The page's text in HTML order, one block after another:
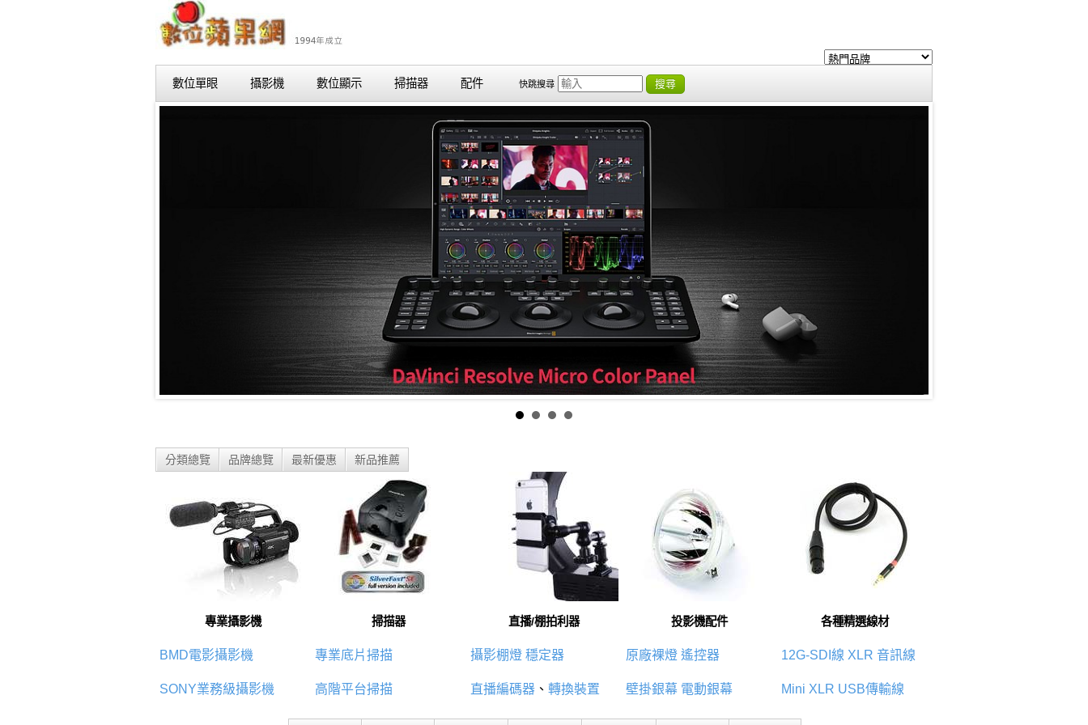
數位單眼 攝影機 數位顯示 掃描器 配件 快跳搜尋 搜尋
分類總覽 品牌總覽 最新優惠 新品推薦
專業攝影機
BMD電影攝影機
SONY業務級攝影機
掃描器
專業底片掃描
高階平台掃描
直播/棚拍利器
攝影棚燈 穩定器
直播編碼器 、 轉換裝置
投影機配件
原廠裸燈 遙控器
壁掛銀幕 電動銀幕
各種精選線材
12G-SDI線 XLR 音訊線
Mini XLR USB傳輸線